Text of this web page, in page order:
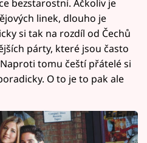
bezstarostní. Ačkoliv je
linek, dlouho je
si tak na rozdíl od Čechů
párty, které jsou často
tomu čeští přátelé si
O to je to pak ale